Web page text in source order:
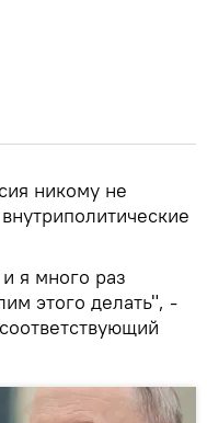
никому не
я много раз
этого делать", -